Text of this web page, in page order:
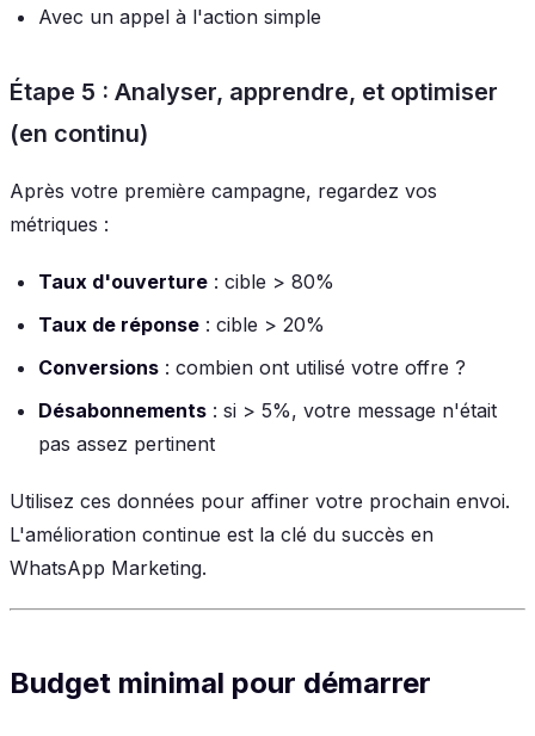
Avec un appel à l'action simple
Étape 5 : Analyser, apprendre, et optimiser
(en continu)
Après votre première campagne, regardez vos
métriques :
Taux d'ouverture : cible > 80%
Taux de réponse : cible > 20%
Conversions : combien ont utilisé votre offre ?
Désabonnements : si > 5%, votre message n'était
pas assez pertinent
Utilisez ces données pour affiner votre prochain envoi.
L'amélioration continue est la clé du succès en
WhatsApp Marketing.
Budget minimal pour démarrer